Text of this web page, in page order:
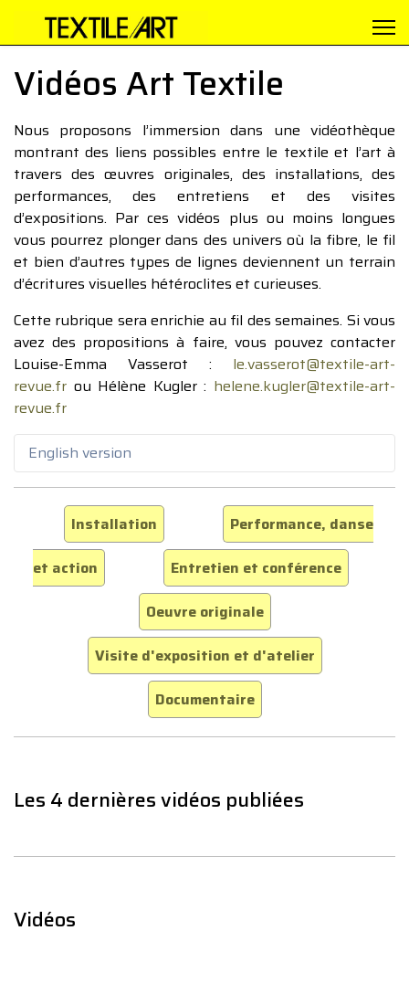
Vidéos Art Textile
Nous proposons l’immersion dans une vidéothèque
montrant des liens possibles entre le textile et l’art à
travers des œuvres originales, des installations, des
performances, des entretiens et des visites
d’expositions. Par ces vidéos plus ou moins longues
vous pourrez plonger dans des univers où la fibre, le fil
et bien d’autres types de lignes deviennent un terrain
d’écritures visuelles hétéroclites et curieuses.
Cette rubrique sera enrichie au fil des semaines. Si vous
avez des propositions à faire, vous pouvez contacter
Louise-Emma Vasserot : le.vasserot@textile-art-
revue.fr ou Hélène Kugler : helene.kugler@textile-art-
revue.fr
English version
Installation
Performance, danse
et action
Entretien et conférence
Oeuvre originale
Visite d'exposition et d'atelier
Documentaire
Les 4 dernières vidéos publiées
Vidéos